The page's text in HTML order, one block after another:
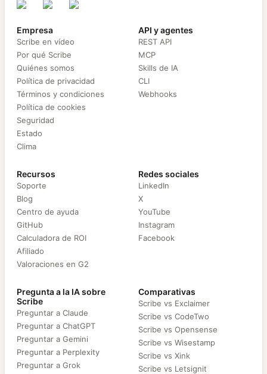
Empresa
Scribe en vídeo
Por qué Scribe
Quiénes somos
Política de privacidad
Términos y condiciones
Política de cookies
Seguridad
Estado
Clima
API y agentes
REST API
MCP
Skills de IA
CLI
Webhooks
Recursos
Soporte
Blog
Centro de ayuda
GitHub
Calculadora de ROI
Afiliado
Valoraciones en G2
Redes sociales
LinkedIn
X
YouTube
Instagram
Facebook
Pregunta a la IA sobre
Scribe
Preguntar a Claude
Preguntar a ChatGPT
Preguntar a Gemini
Preguntar a Perplexity
Preguntar a Grok
Comparativas
Scribe vs Exclaimer
Scribe vs CodeTwo
Scribe vs Opensense
Scribe vs Wisestamp
Scribe vs Xink
Scribe vs Letsignit